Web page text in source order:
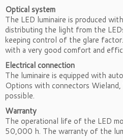
Optical system
The LED luminaire is produced
distributing the light from the
keeping control of the glare
with a very good comfort and
Electrical connection
The luminaire is equipped with
Options with connectors Wieland,
possible.
Warranty
The operational life of the LED
50,000 h. The warranty of the